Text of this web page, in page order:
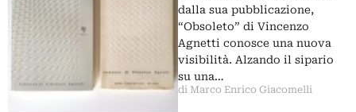
dalla sua pubblicazione,
“Obsoleto” di Vincenzo
Agnetti conosce una nuova
visibilità. Alzando il sipario
su una…
di Marco Enrico Giacomelli